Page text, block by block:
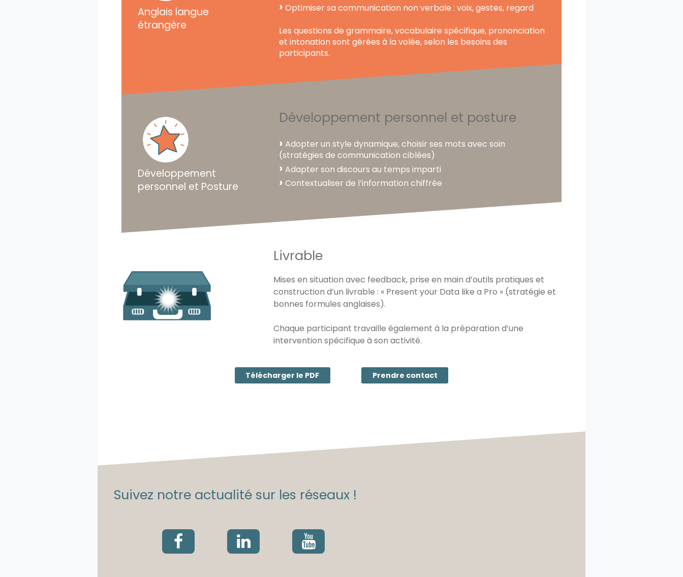
Anglais langue
étrangère
Optimiser sa communication non verbale : voix, gestes, regard
Les questions de grammaire, vocabulaire spécifique, prononciation
et intonation sont gérées à la volée, selon les besoins des
participants.
Développement
personnel et Posture
Développement personnel et posture
Adopter un style dynamique, choisir ses mots avec soin
(stratégies de communication ciblées)
Adapter son discours au temps imparti
Contextualiser de l’information chiffrée
Livrable
Mises en situation avec feedback, prise en main d’outils pratiques et
construction d’un livrable : « Present your Data like a Pro » (stratégie et
bonnes formules anglaises).
Chaque participant travaille également à la préparation d’une
intervention spécifique à son activité.
Télécharger le PDF Prendre contact
Suivez notre actualité sur les réseaux !